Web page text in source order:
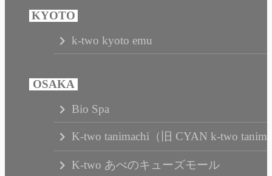
k-two kyoto emu
Bio Spa
K-two tanimachi（旧 CYAN k-two
K-two あべのキューズモール